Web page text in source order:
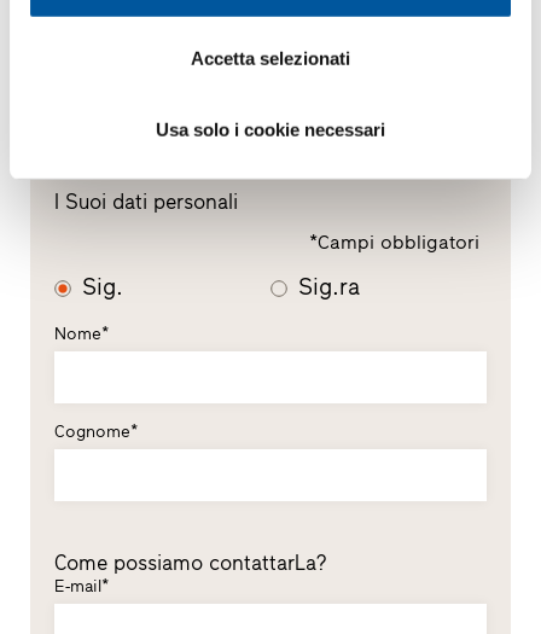
Accetta selezionati
Usa solo i cookie necessari
I Suoi dati personali
*Campi obbligatori
Sig. Sig.ra
Nome*
Cognome*
Come possiamo contattarLa?
E-mail*